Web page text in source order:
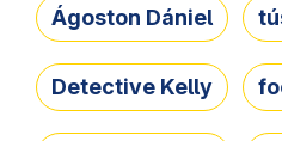
Ágoston Dániel
Detective Kelly